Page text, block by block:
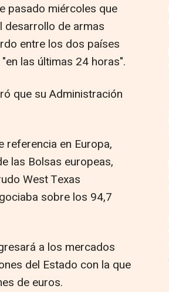
pasado miércoles que
desarrollo de armas
entre los dos países
las últimas 24 horas".
que su Administración
referencia en Europa,
las Bolsas europeas,
West Texas
sobre los 94,7
a los mercados
del Estado con la que
de euros.